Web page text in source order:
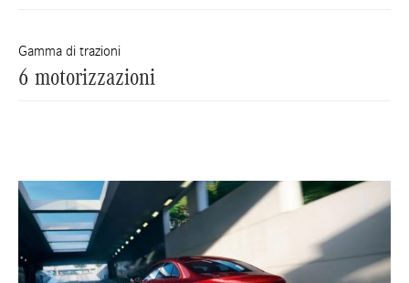
Gamma di trazioni
6 motorizzazioni